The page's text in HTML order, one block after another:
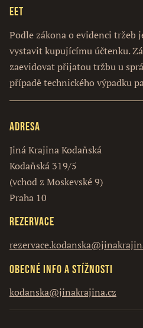
EET
Podle zákona o evidenci tržeb
vystavit kupujícímu účtenku.
zaevidovat přijatou tržbu u
případě technického výpadku
Adresa
Jiná Krajina Kodaňská
Kodaňská 319/5
(vchod z Moskevské 9)
Praha 10
Rezervace
Obecné info a stížnosti
kodanska@jinakrajina.cz